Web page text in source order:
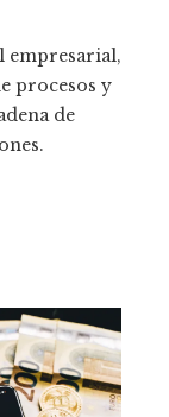
empresarial,
procesos y
de